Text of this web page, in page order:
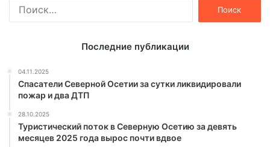
Последние публикации
04.11.2025
Спасатели Северной Осетии за сутки ликвидировали
пожар и два ДТП
28.10.2025
Туристический поток в Северную Осетию за девять
месяцев 2025 года вырос почти вдвое